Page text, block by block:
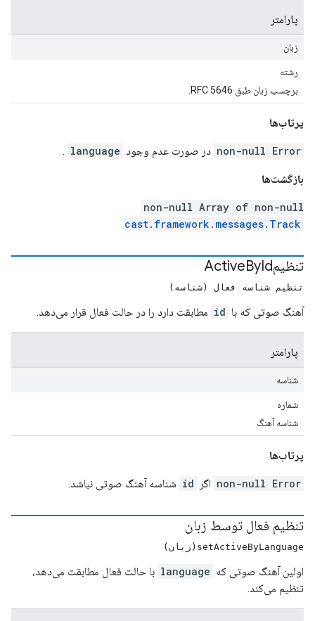
پارامتر
زبان
رشته
برچسب زبان طبق RFC 5646.
پرتاب‌ها
non-null Error در صورت عدم وجود language
.
بازگشت‌ها
non-null Array of non-null
cast.framework.messages.Track
تنظیمActive ById
تنظیم شناسه فعال (شناسه)
آهنگ صوتی که با id مطابقت دارد را در حالت فعال قرار می‌دهد.
پارامتر
شناسه
شماره
شناسه آهنگ
پرتاب‌ها
non-null Error اگر id شناسه آهنگ صوتی نباشد.
تنظیم فعال توسط زبان
setActiveByLanguage(زبان)
اولین آهنگ صوتی که language با حالت فعال مطابقت می‌دهد،
تنظیم می‌کند.